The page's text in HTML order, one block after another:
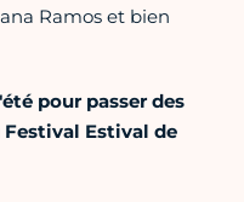
Ramos et bien
pour passer des
Estival de